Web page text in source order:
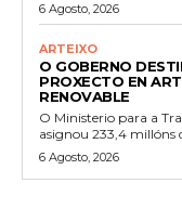
6 Agosto, 2026
ARTEIXO
O GOBERNO
PROXECTO EN
RENOVABLE
O Ministerio para a
asignou 233,4 millóns
6 Agosto, 2026